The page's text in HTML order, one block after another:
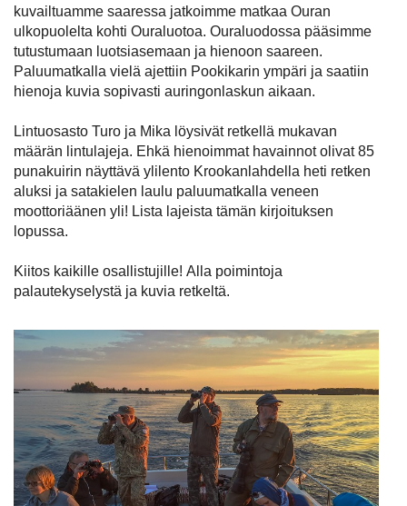
kuvailtuamme saaressa jatkoimme matkaa Ouran
ulkopuolelta kohti Ouraluotoa. Ouraluodossa pääsimme
tutustumaan luotsiasemaan ja hienoon saareen.
Paluumatkalla vielä ajettiin Pookikarin ympäri ja saatiin
hienoja kuvia sopivasti auringonlaskun aikaan.
Lintuosasto Turo ja Mika löysivät retkellä mukavan
määrän lintulajeja. Ehkä hienoimmat havainnot olivat 85
punakuirin näyttävä ylilento Krookanlahdella heti retken
aluksi ja satakielen laulu paluumatkalla veneen
moottoriäänen yli! Lista lajeista tämän kirjoituksen
lopussa.
Kiitos kaikille osallistujille! Alla poimintoja
palautekyselystä ja kuvia retkeltä.